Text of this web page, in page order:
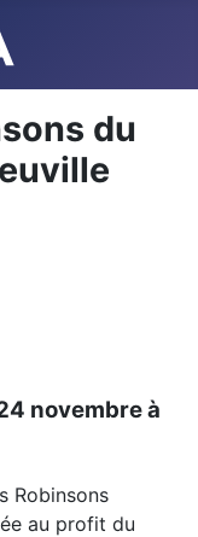
du
novembre à
Robinsons
au profit du